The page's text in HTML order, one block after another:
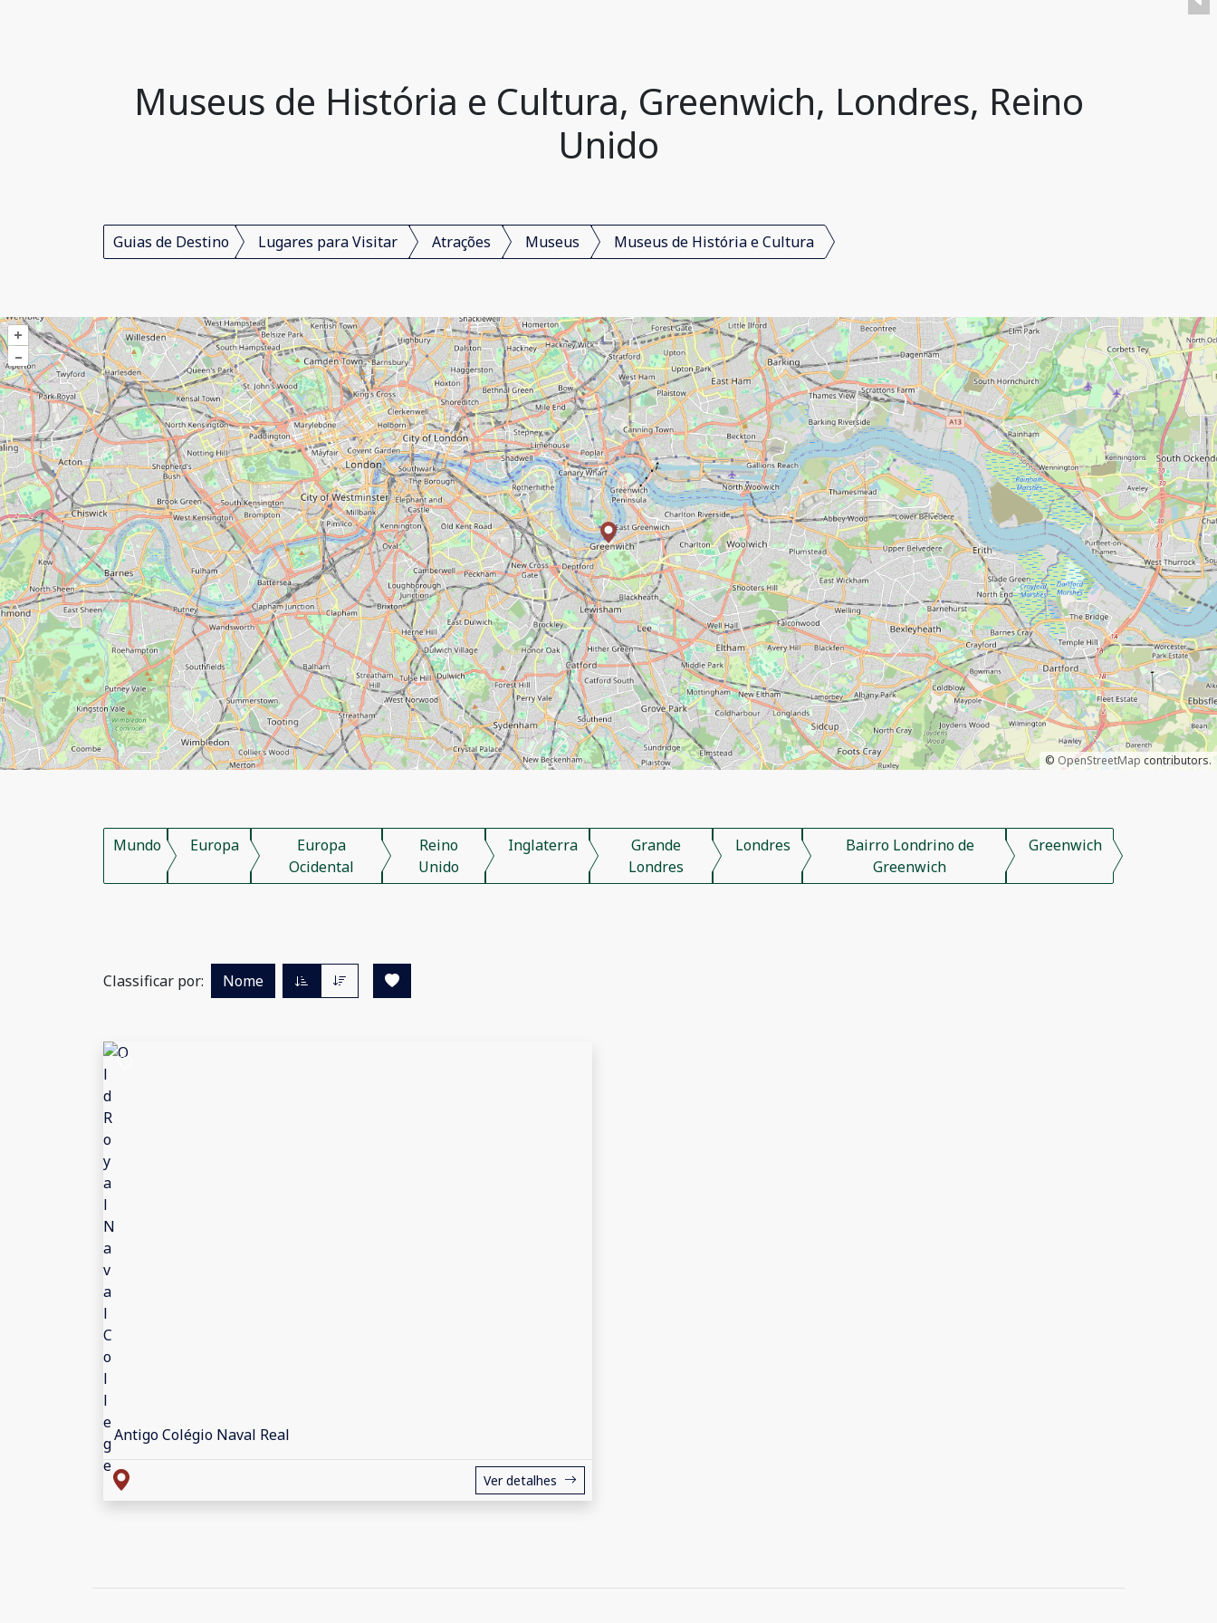
Museus de História e Cultura, Greenwich, Londres, Reino
Unido
Guias de Destino Lugares para Visitar Atrações Museus Museus de História e Cultura
+
–
© OpenStreetMap contributors.
Mundo Europa
Europa
Ocidental
Reino
Unido
Inglaterra
Grande
Londres
Londres
Bairro Londrino de
Greenwich
Greenwich
Classificar por: Nome
Antigo Colégio Naval Real
Ver detalhes